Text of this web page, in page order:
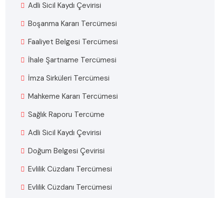
Adli Sicil Kaydı Çevirisi
Boşanma Kararı Tercümesi
Faaliyet Belgesi Tercümesi
İhale Şartname Tercümesi
İmza Sirküleri Tercümesi
Mahkeme Kararı Tercümesi
Sağlık Raporu Tercüme
Adli Sicil Kaydı Çevirisi
Doğum Belgesi Çevirisi
Evlilik Cüzdanı Tercümesi
Evlilik Cüzdanı Tercümesi